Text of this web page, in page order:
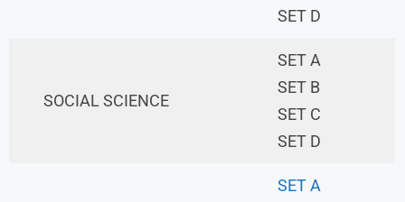
SET D
SOCIAL SCIENCE
SET A
SET B
SET C
SET D
SET A